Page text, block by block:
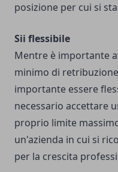
posizione per cui si
Sii flessibile
Mentre è importante
minimo di
importante essere
necessario accettare
proprio limite
un'azienda in cui si
per la crescita